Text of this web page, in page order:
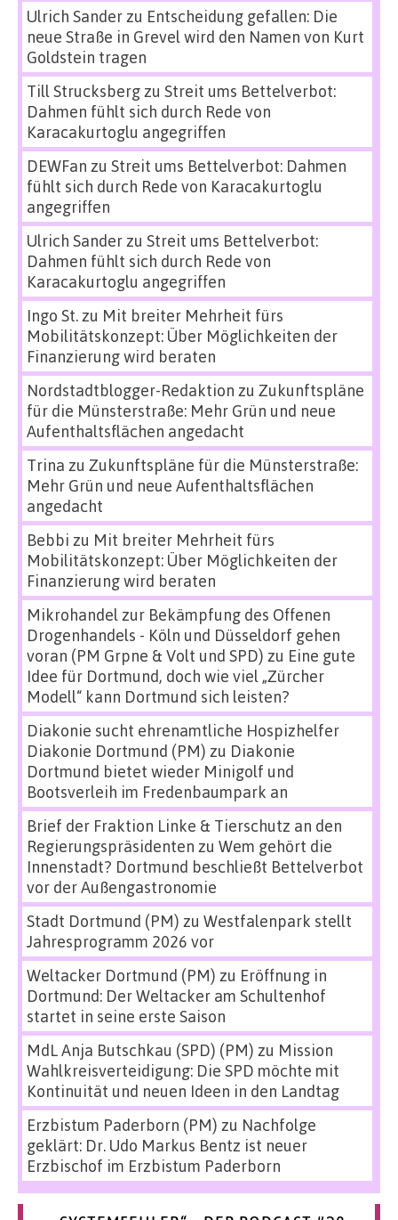
Ulrich Sanderzu Entscheidung gefallen: Die
neue Straße in Grevel wird den Namen von Kurt
Goldstein tragen
Till Strucksbergzu Streit ums Bettelverbot:
Dahmen fühlt sich durch Rede von
Karacakurtoglu angegriffen
DEWFan zu Streit ums Bettelverbot: Dahmen
fühlt sich durch Rede von Karacakurtoglu
angegriffen
Ulrich Sanderzu Streit ums Bettelverbot:
Dahmen fühlt sich durch Rede von
Karacakurtoglu angegriffen
Ingo St.zu Mit breiter Mehrheit fürs
Mobilitätskonzept: Über Möglichkeiten der
Finanzierung wird beraten
Nordstadtblogger-Redaktion zu Zukunftspläne
für die Münsterstraße: Mehr Grün und neue
Aufenthaltsflächen angedacht
Trina zu Zukunftspläne für die Münsterstraße:
Mehr Grün und neue Aufenthaltsflächen
angedacht
Bebbi zu Mit breiter Mehrheit fürs
Mobilitätskonzept: Über Möglichkeiten der
Finanzierung wird beraten
Mikrohandel zur Bekämpfung des Offenen
Drogenhandels - Köln und Düsseldorf gehen
voran (PM Grpne & Volt und SPD) zu Eine gute
Idee für Dortmund, doch wie viel „Zürcher
Modell“ kann Dortmund sich leisten?
Diakonie sucht ehrenamtliche Hospizhelfer
Diakonie Dortmund (PM) zu Diakonie
Dortmund bietet wieder Minigolf und
Bootsverleih im Fredenbaumpark an
Brief der Fraktion Linke & Tierschutz an den
Regierungspräsidenten zu Wem gehört die
Innenstadt? Dortmund beschließt Bettelverbot
vor der Außengastronomie
Stadt Dortmund (PM) zu Westfalenpark stellt
Jahresprogramm 2026 vor
Weltacker Dortmund (PM) zu Eröffnung in
Dortmund: Der Weltacker am Schultenhof
startet in seine erste Saison
MdL Anja Butschkau (SPD) (PM) zu Mission
Wahlkreisverteidigung: Die SPD möchte mit
Kontinuität und neuen Ideen in den Landtag
Erzbistum Paderborn (PM) zu Nachfolge
geklärt: Dr. Udo Markus Bentz ist neuer
Erzbischof im Erzbistum Paderborn